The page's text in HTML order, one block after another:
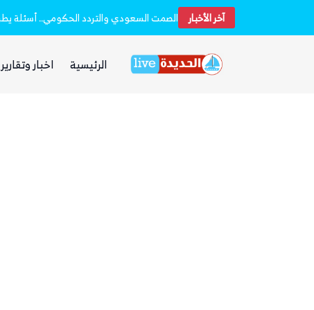
آخر الأخبار
الرئيسية اخبار وتقارير